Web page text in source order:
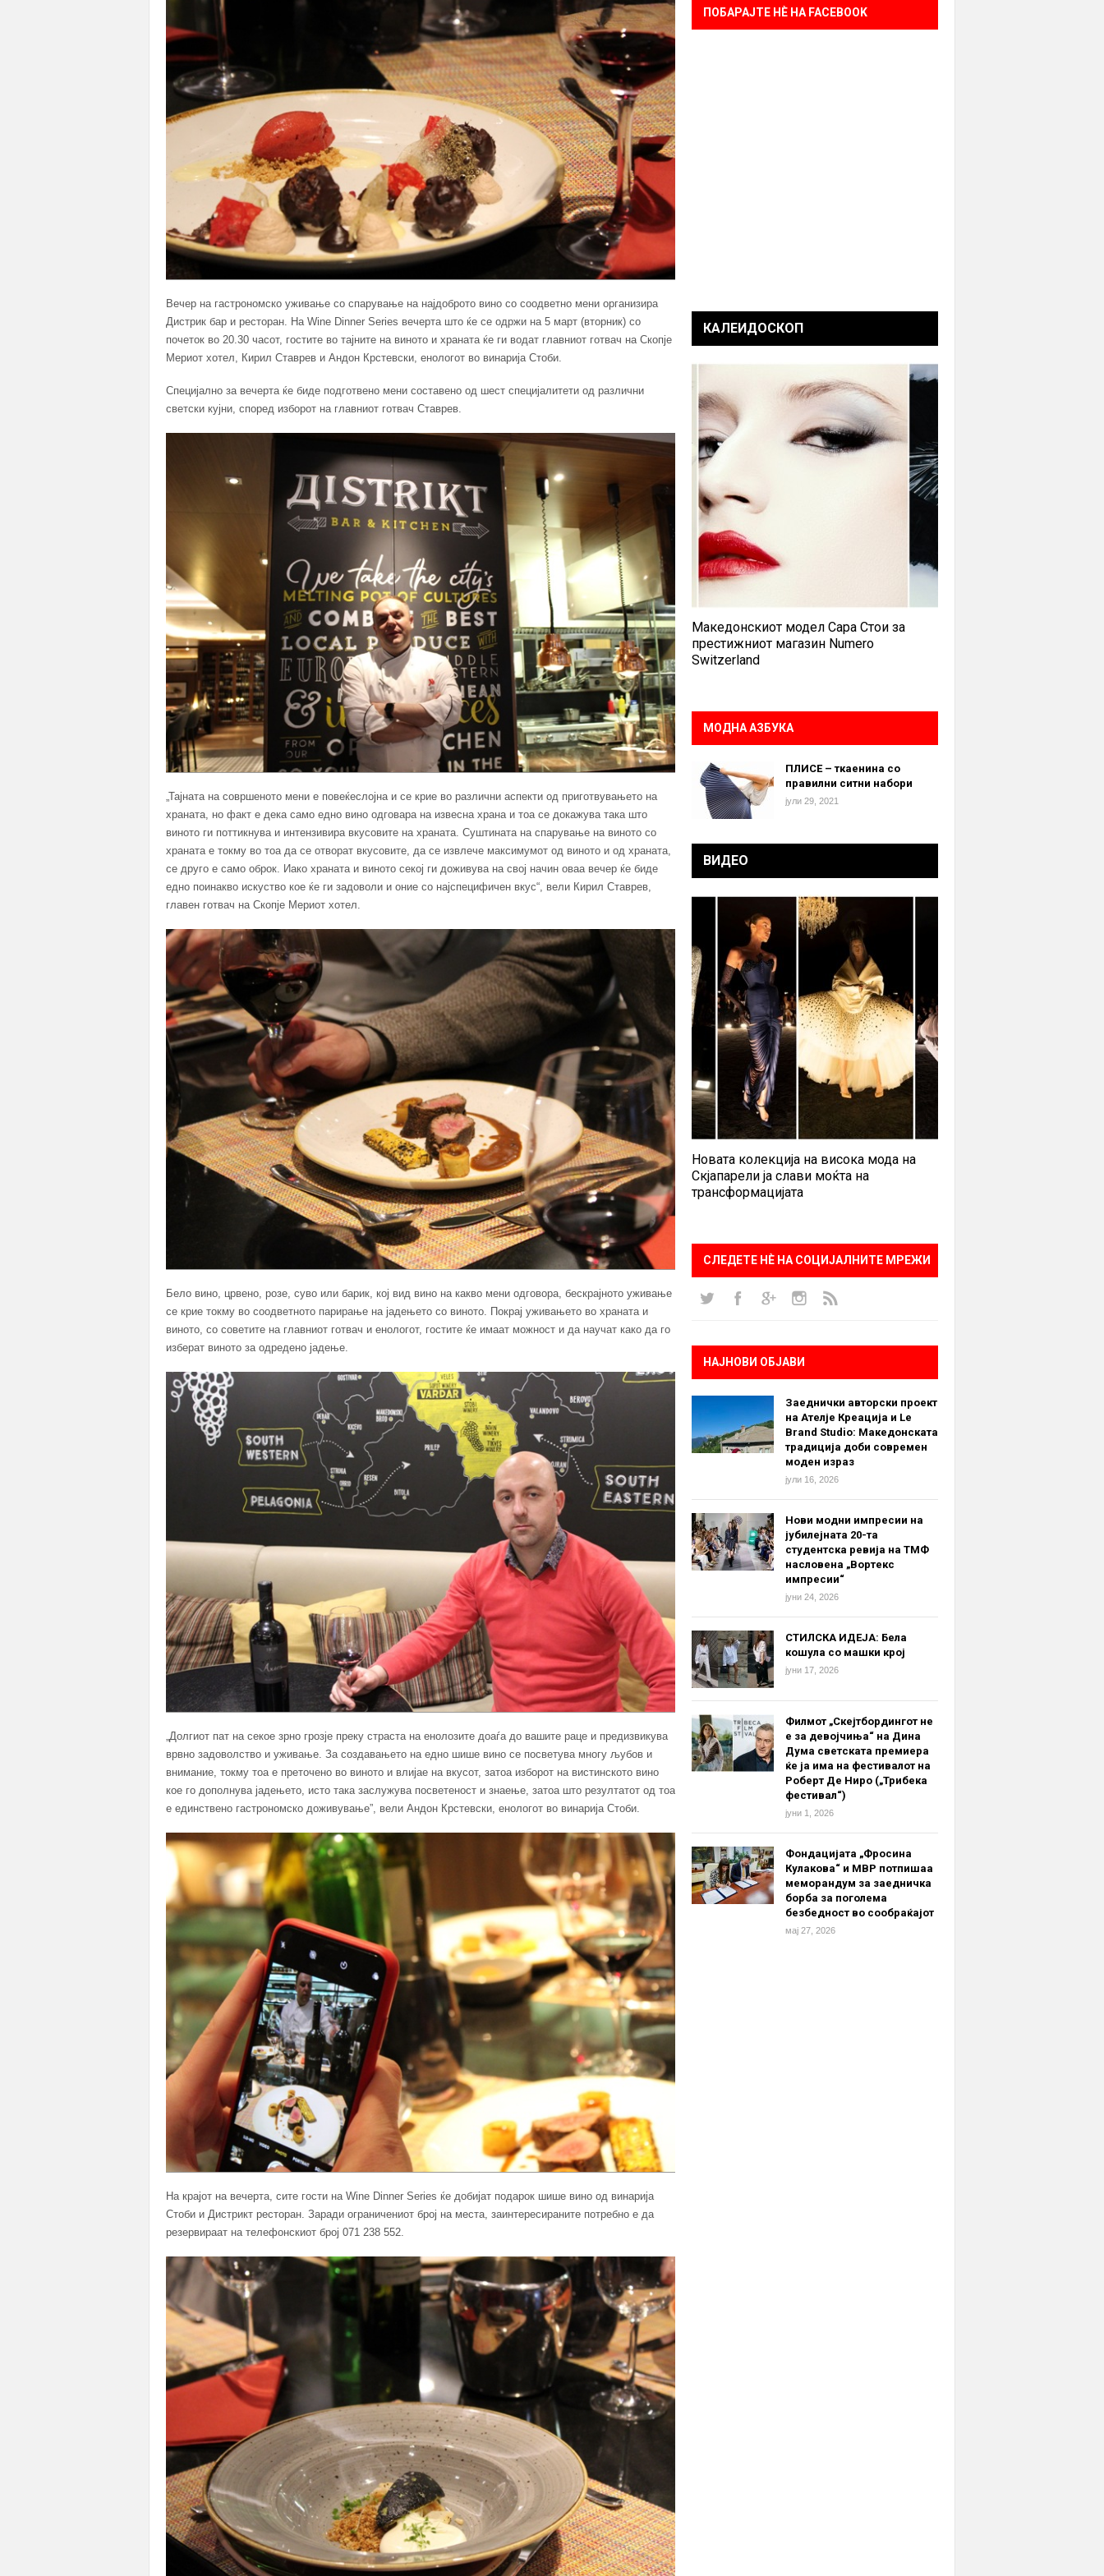
Вечер на гастрономско уживање со спарување на најдоброто вино со соодветно мени организира
Дистрик бар и ресторан. На Wine Dinner Series вечерта што ќе се одржи на 5 март (вторник) со
почеток во 20.30 часот, гостите во тајните на виното и храната ќе ги водат главниот готвач на Скопје
Мериот хотел, Кирил Ставрев и Андон Крстевски, енологот во винарија Стоби.
Специјално за вечерта ќе биде подготвено мени составено од шест специјалитети од различни
светски кујни, според изборот на главниот готвач Ставрев.
„Тајната на совршеното мени е повеќеслојна и се крие во различни аспекти од приготвувањето на
храната, но факт е дека само едно вино одговара на извесна храна и тоа се докажува така што
виното ги поттикнува и интензивира вкусовите на храната. Суштината на спарување на виното со
храната е токму во тоа да се отворат вкусовите, да се извлече максимумот од виното и од храната,
се друго е само оброк. Иако храната и виното секој ги доживува на свој начин оваа вечер ќе биде
едно поинакво искуство кое ќе ги задоволи и оние со најспецифичен вкус“, вели Кирил Ставрев,
главен готвач на Скопје Мериот хотел.
Бело вино, црвено, розе, суво или барик, кој вид вино на какво мени одговора, бескрајното уживање
се крие токму во соодветното парирање на јадењето со виното. Покрај уживањето во храната и
виното, со советите на главниот готвач и енологот, гостите ќе имаат можност и да научат како да го
изберат виното за одредено јадење.
„Долгиот пат на секое зрно грозје преку страста на енолозите доаѓа до вашите раце и предизвикува
врвно задоволство и уживање. За создавањето на едно шише вино се посветува многу љубов и
внимание, токму тоа е преточено во виното и влијае на вкусот, затоа изборот на вистинското вино
кое го дополнува јадењето, исто така заслужува посветеност и знаење, затоа што резултатот од тоа
е единствено гастрономско доживување”, вели Андон Крстевски, енологот во винарија Стоби.
На крајот на вечерта, сите гости на Wine Dinner Series ќе добијат подарок шише вино од винарија
Стоби и Дистрикт ресторан. Заради ограничениот број на места, заинтересираните потребно е да
резервираат на телефонскиот број 071 238 552.
ПОБАРАЈТЕ НÈ НА FACEBOOK
КАЛЕИДОСКОП
Македонскиот модел Сара Стои за
престижниот магазин Numero
Switzerland
МОДНА АЗБУКА
ПЛИСЕ – ткаенина со
правилни ситни набори
јули 29, 2021
ВИДЕО
Новата колекција на висока мода на
Скјапарели ја слави моќта на
трансформацијата
СЛЕДЕТЕ НÈ НА СОЦИЈАЛНИТЕ МРЕЖИ
НАЈНОВИ ОБЈАВИ
Заеднички авторски проект
на Ателје Креација и Le
Brand Studio: Македонската
традиција доби современ
моден израз
јули 16, 2026
Нови модни импресии на
јубилејната 20-та
студентска ревија на ТМФ
насловена „Вортекс
импресии“
јуни 24, 2026
СТИЛСКА ИДЕЈА: Бела
кошула со машки крој
јуни 17, 2026
Филмот „Скејтбордингот не
е за девојчиња“ на Дина
Дума светската премиера
ќе ја има на фестивалот на
Роберт Де Ниро („Трибека
фестивал“)
јуни 1, 2026
Фондацијата „Фросина
Кулакова“ и МВР потпишаа
меморандум за заедничка
борба за поголема
безбедност во сообраќајот
мај 27, 2026